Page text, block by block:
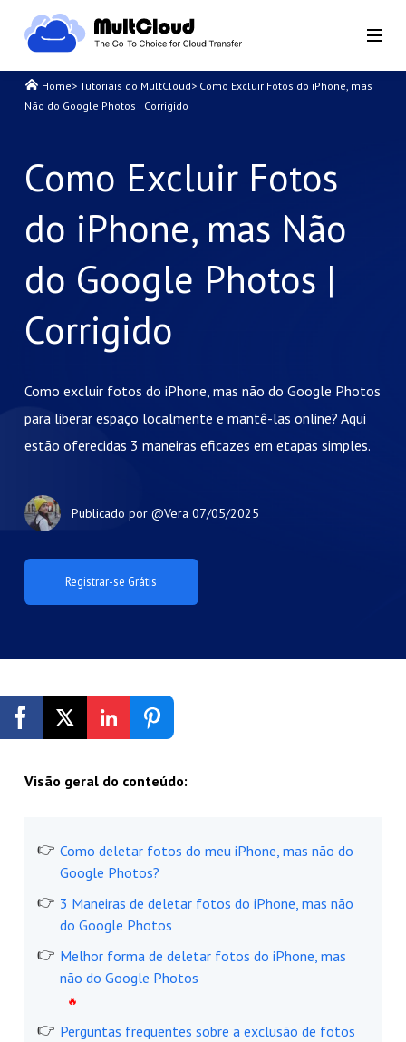
Home> Tutoriais do MultCloud> Como Excluir Fotos do iPhone, mas
Não do Google Photos | Corrigido
Como Excluir Fotos
do iPhone, mas Não
do Google Photos |
Corrigido
Como excluir fotos do iPhone, mas não do Google Photos
para liberar espaço localmente e mantê-las online? Aqui
estão oferecidas 3 maneiras eficazes em etapas simples.
Registrar-se Grátis
Publicado por @Vera 07/05/2025
Visão geral do conteúdo:
Como deletar fotos do meu iPhone, mas não do
Google Photos?
3 Maneiras de deletar fotos do iPhone, mas não
do Google Photos
Melhor forma de deletar fotos do iPhone, mas
não do Google Photos
Perguntas frequentes sobre a exclusão de fotos